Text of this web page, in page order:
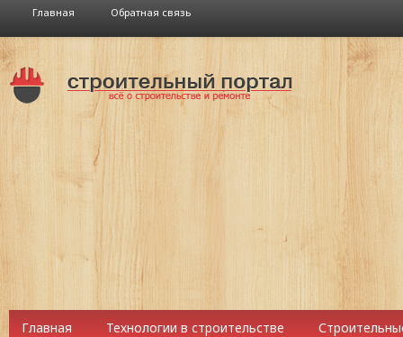
Главная Обратная связь
Главная Технологии в строительстве